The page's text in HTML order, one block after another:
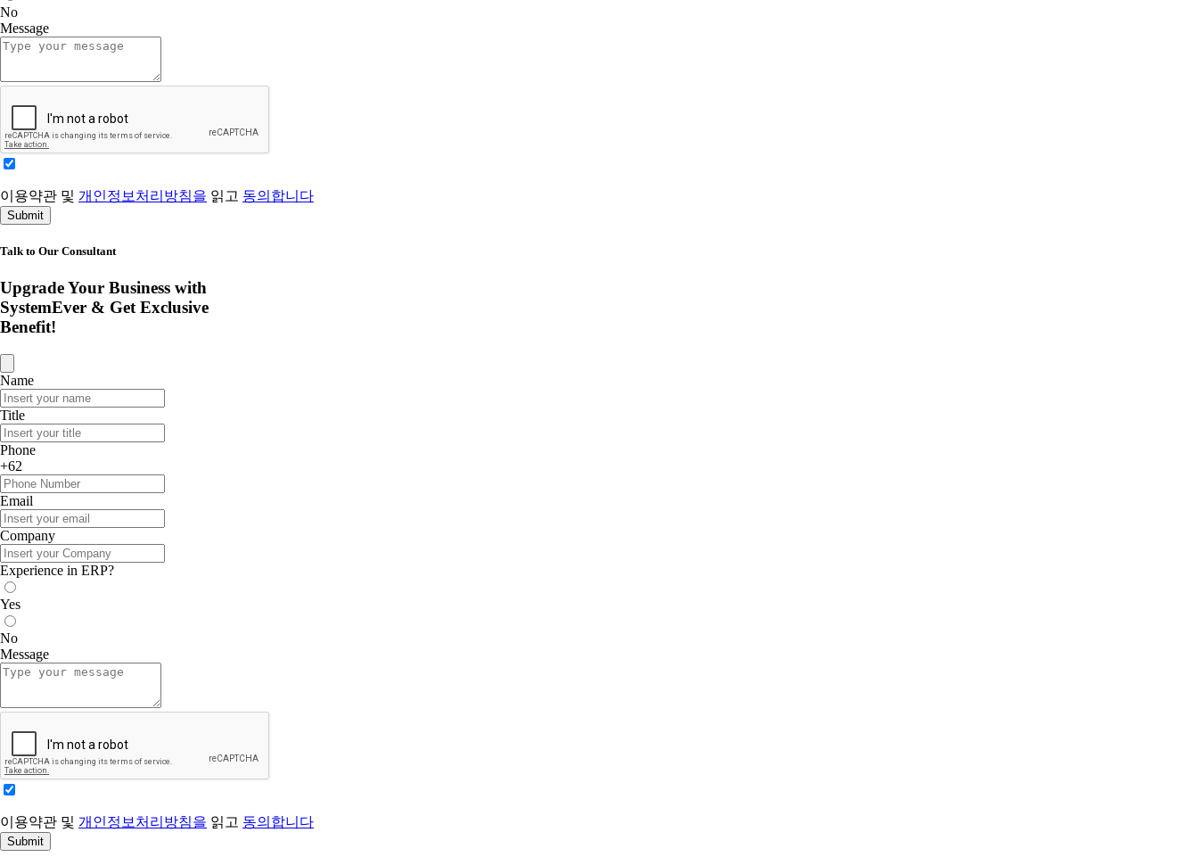
No
Message
이용약관 및 개인정보처리방침을 읽고 동의합니다
Submit
Talk to Our Consultant
Upgrade Your Business with
SystemEver & Get Exclusive
Benefit!
Name
Title
Phone
+62
Email
Company
Experience in ERP?
Yes
No
Message
이용약관 및 개인정보처리방침을 읽고 동의합니다
Submit